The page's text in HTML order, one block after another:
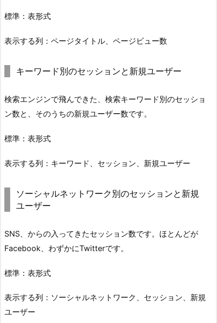
標準：表形式
表示する列：ページタイトル、ページビュー数
キーワード別のセッションと新規ユーザー
検索エンジンで飛んできた、検索キーワード別のセッショ
ン数と、そのうちの新規ユーザー数です。
標準：表形式
表示する列：キーワード、セッション、新規ユーザー
ソーシャルネットワーク別のセッションと新規
ユーザー
SNS、からの入ってきたセッション数です。ほとんどが
Facebook、わずかにTwitterです。
標準：表形式
表示する列：ソーシャルネットワーク、セッション、新規
ユーザー